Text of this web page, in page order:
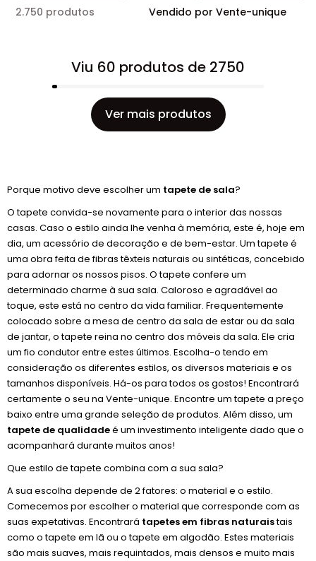
2.750 produtos Vendido por Vente-unique
Viu 60 produtos de 2750
Ver mais produtos
Porque motivo deve escolher um tapete de sala?
O tapete convida-se novamente para o interior das nossas
casas. Caso o estilo ainda lhe venha à memória, este é, hoje em
dia, um acessório de decoração e de bem-estar. Um tapete é
uma obra feita de fibras têxteis naturais ou sintéticas, concebido
para adornar os nossos pisos. O tapete confere um
determinado charme à sua sala. Caloroso e agradável ao
toque, este está no centro da vida familiar. Frequentemente
colocado sobre a mesa de centro da sala de estar ou da sala
de jantar, o tapete reina no centro dos móveis da sala. Ele cria
um fio condutor entre estes últimos. Escolha-o tendo em
consideração os diferentes estilos, os diversos materiais e os
tamanhos disponíveis. Há-os para todos os gostos! Encontrará
certamente o seu na Vente-unique. Encontre um tapete a preço
baixo entre uma grande seleção de produtos. Além disso, um
tapete de qualidadeé um investimento inteligente dado que o
acompanhará durante muitos anos!
Que estilo de tapete combina com a sua sala?
A sua escolha depende de 2 fatores: o material e o estilo.
Comecemos por escolher o material que corresponde com as
suas expetativas. Encontrará tapetes em fibras naturaistais
como o tapete em lã ou o tapete em algodão. Estes materiais
são mais suaves, mais requintados, mais densos e muito mais